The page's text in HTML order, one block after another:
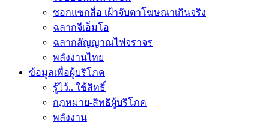
ซอกแซกสื่อ เฝ้าจับตาโฆษณาเกินจริง
ฉลากจีเอ็มโอ
ฉลากสัญญาณไฟจราจร
พลังงานไทย
ข้อมูลเพื่อผู้บริโภค
รู้ไว้.. ใช้สิทธิ์
กฎหมาย-สิทธิผู้บริโภค
พลังงาน